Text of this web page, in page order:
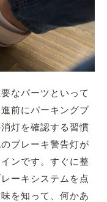
なパーツといって
前にパーキングブ
灯を確認する習慣
ブレーキ警告灯が
ンです。すぐに整
ーキシステムを点
を知って、何かあ